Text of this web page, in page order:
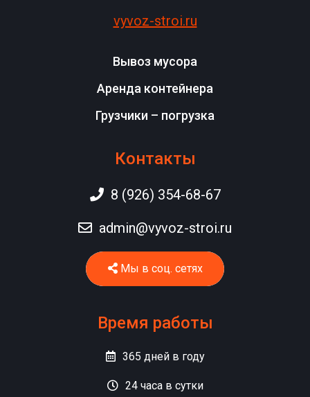
vyvoz-stroi.ru
Вывоз мусора
Аренда контейнера
Грузчики – погрузка
Контакты
8 (926) 354-68-67
admin@vyvoz-stroi.ru
Мы в соц. сетях
Время работы
365 дней в году
24часа в сутки